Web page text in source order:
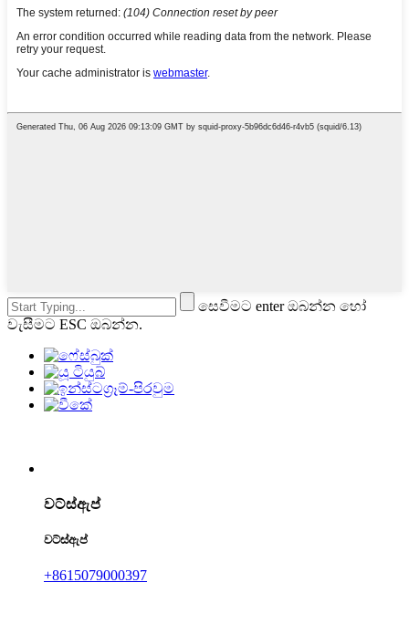
සෙවීමට enter ඔබන්න හෝ
වැසීමට ESC ඔබන්න.
වට්ස්ඇප්
වට්ස්ඇප්
+8615079000397